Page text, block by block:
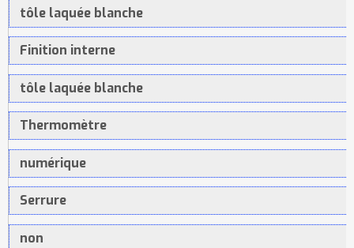
tôle laquée blanche
Finition interne
tôle laquée blanche
Thermomètre
numérique
Serrure
non